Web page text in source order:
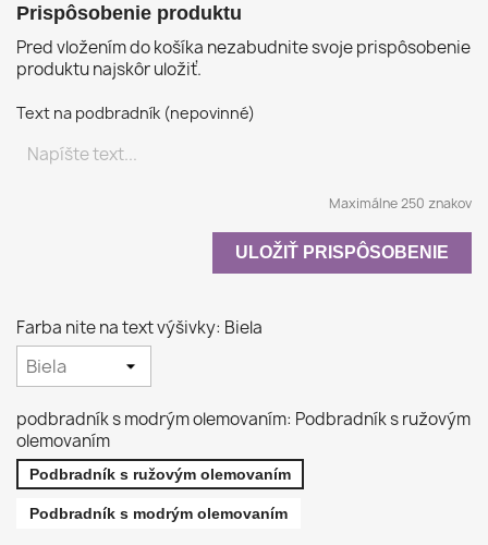
Prispôsobenie produktu
Pred vložením do košíka nezabudnite svoje prispôsobenie
produktu najskôr uložiť.
Text na podbradník (nepovinné)
Maximálne 250 znakov
ULOŽIŤ PRISPÔSOBENIE
Farba nite na text výšivky: Biela
podbradník s modrým olemovaním: Podbradník s ružovým
olemovaním
Podbradník s ružovým olemovaním
Podbradník s modrým olemovaním